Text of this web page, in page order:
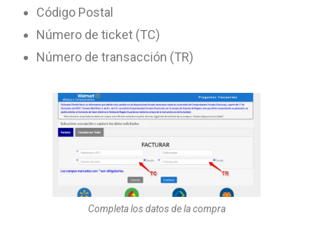
Código Postal
Número de ticket (TC)
Número de transacción (TR)
Completa los datos de la compra